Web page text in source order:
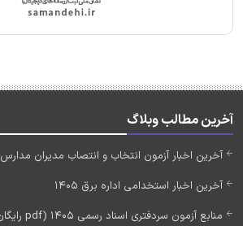
آخرین مطالب وبلاگ
آخرین اخبار آزمون انتخاب و انتصاب مدیران مدارس 1405 (کارت آزمون)
آخرین اخبار استخدامی اداره برق 1405
منابع آزمون سردفتری اسناد رسمی 1405 (pdf رایگان)